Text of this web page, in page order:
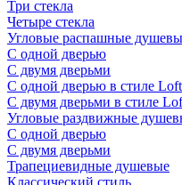
Три стекла
Четыре стекла
Угловые распашные
С одной дверью
С двумя дверьми
С одной дверью в стиле Loft
С двумя дверьми в стиле
Угловые раздвижные
С одной дверью
С двумя дверьми
Трапециевидные душевые
Классический стиль